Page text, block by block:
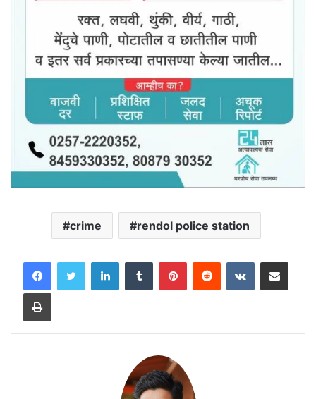
crime rendol police station
LinkedInTumblr PinterestReddit VKontakteShare via Email
Print